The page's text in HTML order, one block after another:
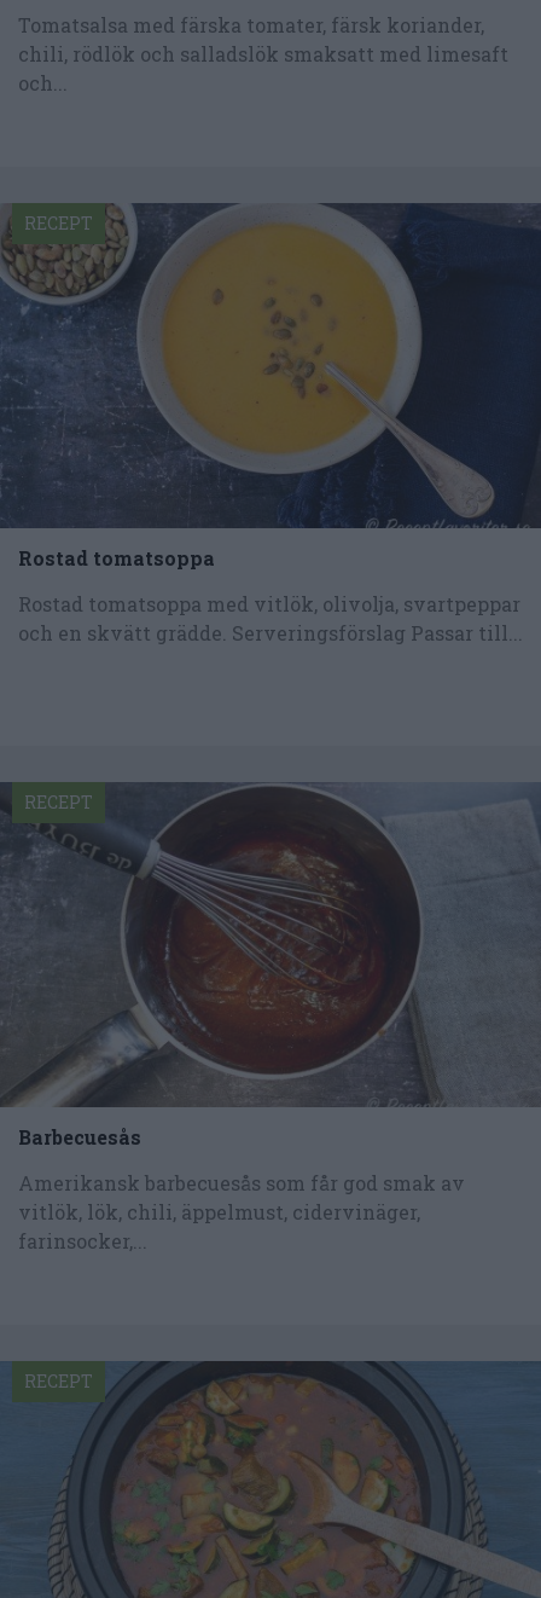
Tomatsalsa med färska tomater, färsk koriander,
chili, rödlök och salladslök smaksatt med limesaft
och...
Rostad tomatsoppa
Rostad tomatsoppa med vitlök, olivolja, svartpeppar
och en skvätt grädde. Serveringsförslag Passar till...
RECEPT
Barbecuesås
Amerikansk barbecuesås som får god smak av
vitlök, lök, chili, äppelmust, cidervinäger,
farinsocker,...
RECEPT
RECEPT